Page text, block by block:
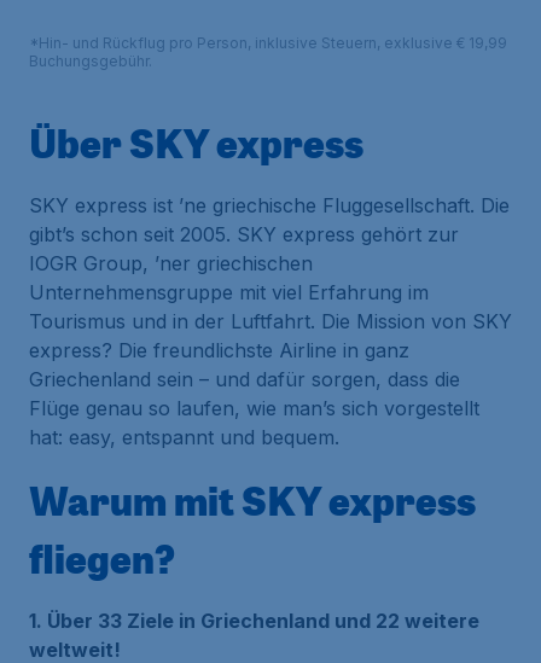
*Hin- und Rückflug pro Person, inklusive Steuern, exklusive € 19,99
Buchungsgebühr.
Über SKY express
SKY express ist ’ne griechische Fluggesellschaft. Die
gibt’s schon seit 2005. SKY express gehört zur
IOGR Group, ’ner griechischen
Unternehmensgruppe mit viel Erfahrung im
Tourismus und in der Luftfahrt. Die Mission von SKY
express? Die freundlichste Airline in ganz
Griechenland sein – und dafür sorgen, dass die
Flüge genau so laufen, wie man’s sich vorgestellt
hat: easy, entspannt und bequem.
Warum mit SKY express
fliegen?
1. Über 33 Ziele in Griechenland und 22 weitere
weltweit!